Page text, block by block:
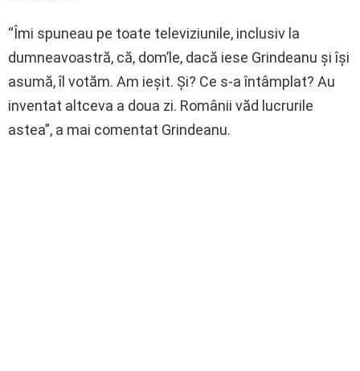
“Îmi spuneau pe toate televiziunile, inclusiv la
dumneavoastră, că, dom’le, dacă iese Grindeanu şi îşi
asumă, îl votăm. Am ieşit. Şi? Ce s-a întâmplat? Au
inventat altceva a doua zi. Românii văd lucrurile
astea”, a mai comentat Grindeanu.